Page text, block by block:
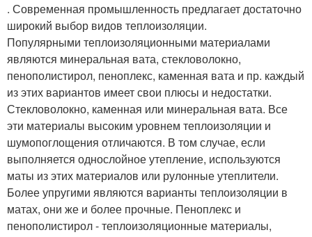
. Современная промышленность предлагает достаточно
широкий выбор видов теплоизоляции.
Популярными теплоизоляционными материалами
являются минеральная вата, стекловолокно,
пенополистирол, пеноплекс, каменная вата и пр. каждый
из этих вариантов имеет свои плюсы и недостатки.
Стекловолокно, каменная или минеральная вата. Все
эти материалы высоким уровнем теплоизоляции и
шумопоглощения отличаются. В том случае, если
выполняется однослойное утепление, используются
маты из этих материалов или рулонные утеплители.
Более упругими являются варианты теплоизоляции в
матах, они же и более прочные. Пеноплекс и
пенополистирол - теплоизоляционные материалы,